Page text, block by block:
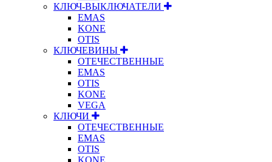
КЛЮЧ-ВЫКЛЮЧАТЕЛИ
EMAS
KONE
OTIS
КЛЮЧЕВИНЫ
ОТЕЧЕСТВЕННЫЕ
EMAS
OTIS
KONE
VEGA
КЛЮЧИ
ОТЕЧЕСТВЕННЫЕ
EMAS
OTIS
KONE